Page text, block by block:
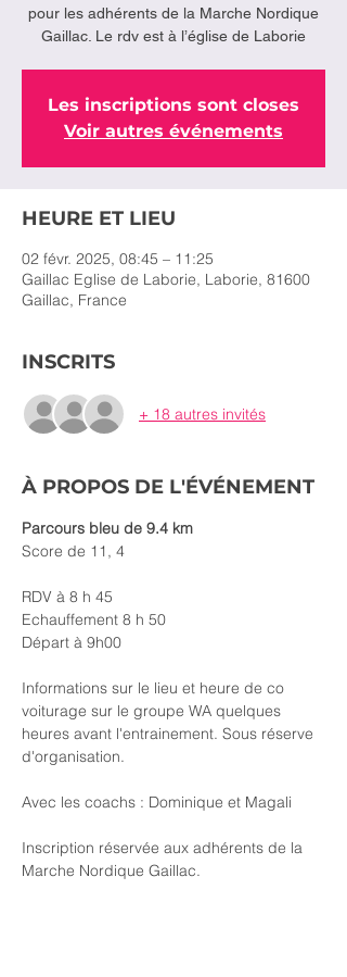
pour les adhérents de la Marche Nordique
Les inscriptions sont closes
Voir autres événements
HEURE ET LIEU
02 févr. 2025, 08:45 – 11:25
Gaillac Eglise de Laborie, Laborie, 81600
Gaillac, France
INSCRITS
+ 18 autres invités
À PROPOS DE L'ÉVÉNEMENT
Parcours bleu de 9.4 km
Score de 11, 4
RDV à 8 h 45
Echauffement 8 h 50
Départ à 9h00
Informations sur le lieu et heure de co
voiturage sur le groupe WA quelques
heures avant l'entrainement. Sous réserve
d'organisation.
Avec les coachs : Dominique et Magali
Inscription réservée aux adhérents de la
Marche Nordique Gaillac.